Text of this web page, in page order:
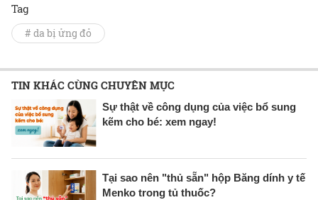
Tag
# da bị ửng đỏ
TIN KHÁC CÙNG CHUYÊN MỤC
Sự thật về công dụng của việc bổ sung
kẽm cho bé: xem ngay!
Tại sao nên "thủ sẵn" hộp Băng dính y tế
Menko trong tủ thuốc?